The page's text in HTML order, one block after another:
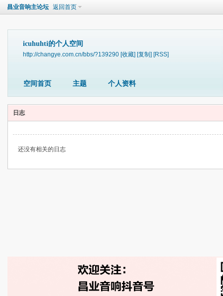
昌业音响主论坛 返回首页
icuhuhti的个人空间
http://changye.com.cn/bbs/?139290 [收藏] [复制] [RSS]
空间首页 主题 个人资料
日志
还没有相关的日志